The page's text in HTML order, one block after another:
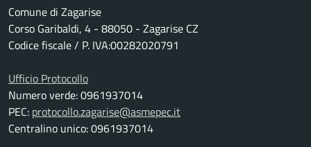
Comune di Zagarise
Corso Garibaldi, 4 - 88050 - Zagarise CZ
Codice fiscale / P. IVA:00282020791
Ufficio Protocollo
Numero verde: 0961937014
PEC: protocollo.zagarise@asmepec.it
Centralino unico: 0961937014